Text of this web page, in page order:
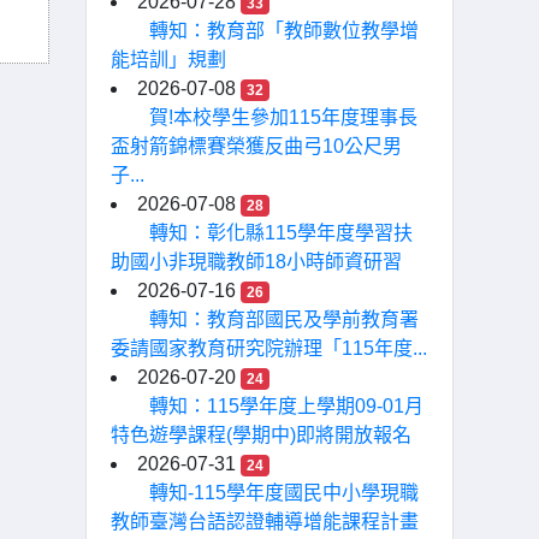
33
轉知：教育部「教師數位教學增
能培訓」規劃
2026-07-08
32
賀!本校學生參加115年度理事長
盃射箭錦標賽榮獲反曲弓10公尺男
子...
2026-07-08
28
轉知：彰化縣115學年度學習扶
助國小非現職教師18小時師資研習
2026-07-16
26
轉知：教育部國民及學前教育署
委請國家教育研究院辦理「115年度...
2026-07-20
24
轉知：115學年度上學期09-01月
特色遊學課程(學期中)即將開放報名
2026-07-31
24
轉知-115學年度國民中小學現職
教師臺灣台語認證輔導增能課程計畫